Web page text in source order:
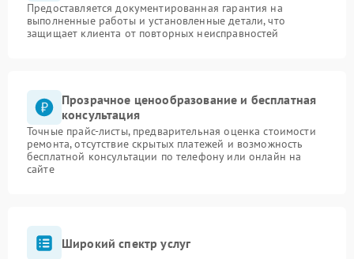
Предоставляется документированная гарантия на
выполненные работы и установленные детали, что
защищает клиента от повторных неисправностей
Прозрачное ценообразование и бесплатная
консультация
Точные прайс-листы, предварительная оценка стоимости
ремонта, отсутствие скрытых платежей и возможность
бесплатной консультации по телефону или онлайн на
сайте
Широкий спектр услуг